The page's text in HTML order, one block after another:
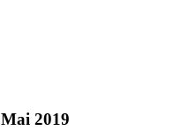
2019